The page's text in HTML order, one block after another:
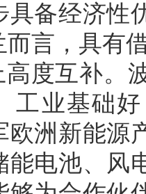
具备经济性
言，具有
度互补。
工业基础
欧洲新能源
能电池、风